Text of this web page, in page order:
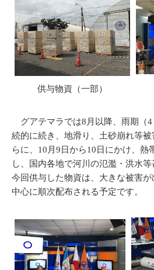
供与物資（一部）
グアテマラでは8月以降、雨期（
続的に続き、地滑り、土砂崩れ等
らに、10月9日から10日にかけ、熱
し、国内各地で河川の氾濫・洪水等
今回供与した物資は、大きな被害
中心に順次配布される予定です。